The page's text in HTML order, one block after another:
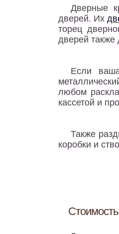
Дверные
дверей. Их
торец
дверей также
Если
любом
кассетой и
Также
коробки и